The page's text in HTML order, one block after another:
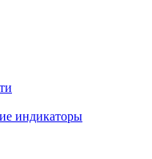
индикаторы